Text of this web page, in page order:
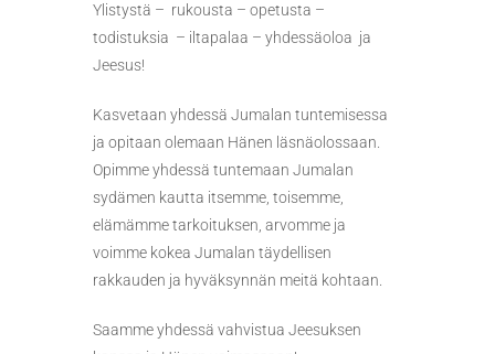
Ylistystä – rukousta – opetusta –
todistuksia – iltapalaa – yhdessäoloa ja
Jeesus!
Kasvetaan yhdessä Jumalan tuntemisessa
ja opitaan olemaan Hänen läsnäolossaan.
Opimme yhdessä tuntemaan Jumalan
sydämen kautta itsemme, toisemme,
elämämme tarkoituksen, arvomme ja
voimme kokea Jumalan täydellisen
rakkauden ja hyväksynnän meitä kohtaan.
Saamme yhdessä vahvistua Jeesuksen